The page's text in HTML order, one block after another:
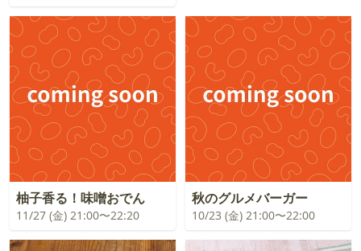
柚子香る！味噌おでん
11/27 (金) 21:00〜22:20
秋のグルメバーガー
10/23 (金) 21:00〜22:00